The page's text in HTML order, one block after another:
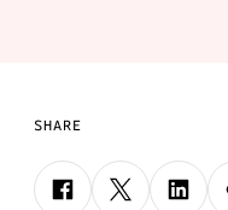
SHARE